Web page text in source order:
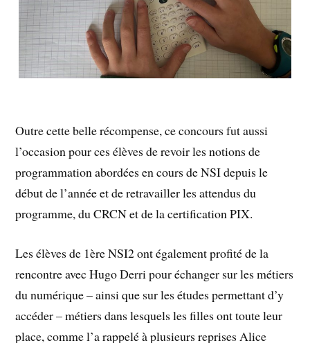
Outre cette belle récompense, ce concours fut aussi
l’occasion pour ces élèves de revoir les notions de
programmation abordées en cours de NSI depuis le
début de l’année et de retravailler les attendus du
programme, du CRCN et de la certification PIX.
Les élèves de 1ère NSI2 ont également profité de la
rencontre avec Hugo Derri pour échanger sur les métiers
du numérique – ainsi que sur les études permettant d’y
accéder – métiers dans lesquels les filles ont toute leur
place, comme l’a rappelé à plusieurs reprises Alice